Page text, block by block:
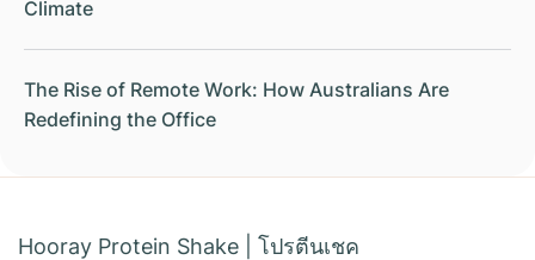
Climate
The Rise of Remote Work: How Australians Are
Redefining the Office
Hooray Protein Shake โปรตีนเชค